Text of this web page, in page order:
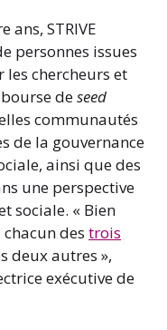
ans, STRIVE
personnes issues
les chercheurs et
deseed
communautés
de la gouvernance
ainsi que des
une perspective
sociale. « Bien
chacun des trois
deux autres »,
exécutive de